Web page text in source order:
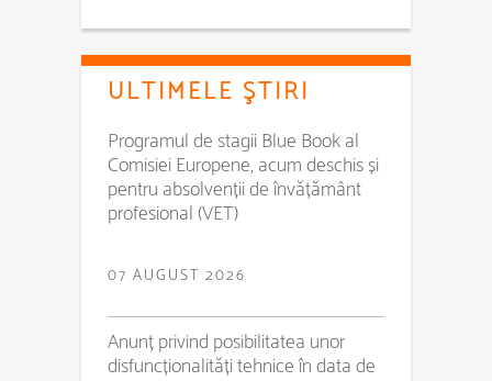
ULTIMELE ŞTIRI
Programul de stagii Blue Book al
Comisiei Europene, acum deschis și
pentru absolvenții de învățământ
profesional (VET)
07 AUGUST 2026
Anunț privind posibilitatea unor
disfuncționalități tehnice în data de